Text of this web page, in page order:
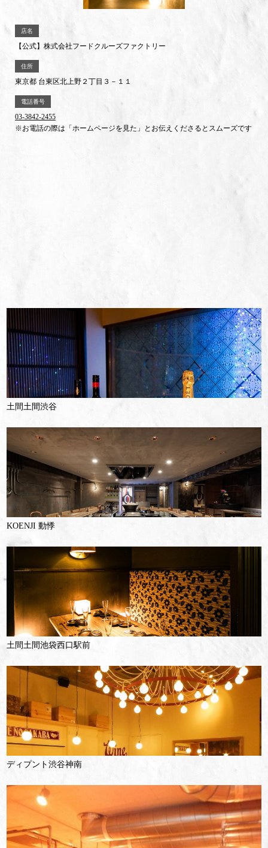
店名
【公式】株式会社フードクルーズファクトリー
住所
東京都 台東区北上野２丁目３－１１
電話番号
03-3842-2455
※お電話の際は「ホームページを見た」とお伝えくださるとスムーズです
土間土間渋谷
KOENJI 動悸
土間土間池袋西口駅前
ディプント渋谷神南